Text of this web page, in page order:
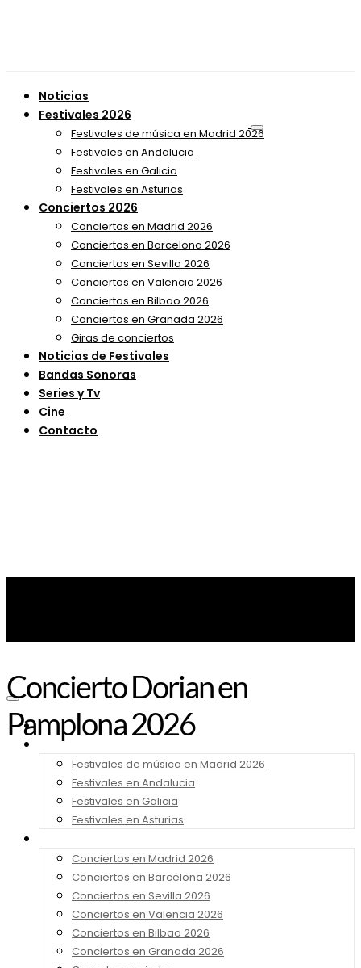
Noticias
Festivales 2026
Festivales de música en Madrid 2026
Festivales en Andalucia
Festivales en Galicia
Festivales en Asturias
Conciertos 2026
Conciertos en Madrid 2026
Conciertos en Barcelona 2026
Conciertos en Sevilla 2026
Conciertos en Valencia 2026
Conciertos en Bilbao 2026
Conciertos en Granada 2026
Giras de conciertos
Noticias de Festivales
Bandas Sonoras
Series y Tv
Cine
Contacto
Noticias
Festivales 2026
Festivales de música en Madrid 2026
Festivales en Andalucia
Festivales en Galicia
Festivales en Asturias
Conciertos en Madrid 2026
Conciertos en Barcelona 2026
Conciertos en Sevilla 2026
Conciertos en Valencia 2026
Conciertos en Bilbao 2026
Conciertos en Granada 2026
Concierto Dorian en
Pamplona 2026